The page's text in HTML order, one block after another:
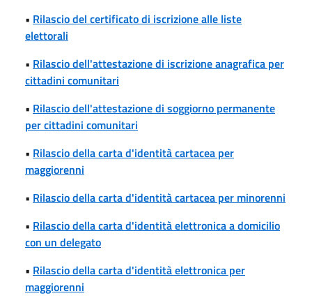
• Rilascio del certificato di iscrizione alle liste
elettorali
• Rilascio dell'attestazione di iscrizione anagrafica per
cittadini comunitari
• Rilascio dell'attestazione di soggiorno permanente
per cittadini comunitari
• Rilascio della carta d'identità cartacea per
maggiorenni
• Rilascio della carta d'identità cartacea per minorenni
• Rilascio della carta d'identità elettronica a domicilio
con un delegato
• Rilascio della carta d'identità elettronica per
maggiorenni